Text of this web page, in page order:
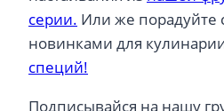
серии. Или же порадуйте
новинками для
специй!
Подписывайся на нашу